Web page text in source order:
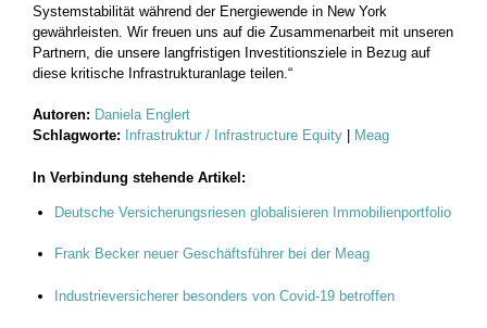
Systemstabilität während der Energiewende in New York
gewährleisten. Wir freuen uns auf die Zusammenarbeit mit unseren
Partnern, die unsere langfristigen Investitionsziele in Bezug auf
diese kritische Infrastrukturanlage teilen.“
Autoren: Daniela Englert
Schlagworte:
Infrastruktur / Infrastructure Equity Meag
In Verbindung stehende Artikel:
Deutsche Versicherungsriesen globalisieren Immobilienportfolio
Frank Becker neuer Geschäftsführer bei der Meag
Industrieversicherer besonders von Covid-19 betroffen